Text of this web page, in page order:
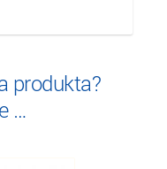
produkta?
…